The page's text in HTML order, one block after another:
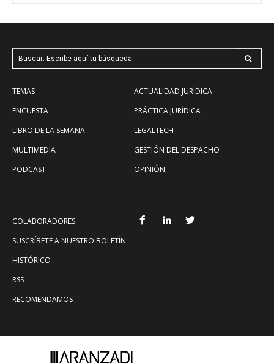
Buscar: Escribe aquí tu búsqueda
TEMAS
ENCUESTA
LIBRO DE LA SEMANA
MULTIMEDIA
PODCAST
ACTUALIDAD JURÍDICA
PRÁCTICA JURÍDICA
LEGALTECH
GESTIÓN DEL DESPACHO
OPINIÓN
COLABORADORES
SUSCRÍBETE A NUESTRO BOLETÍN
HISTÓRICO
RSS
RECOMENDAMOS